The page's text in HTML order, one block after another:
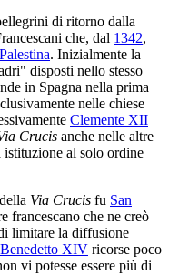
di ritorno dalla
che, dal 1342,
Palestina. Inizialmente la
disposti nello stesso
in Spagna nella prima
nelle chiese
Clemente XII
Crucis anche nelle altre
al solo ordine
Via Crucis fu San
francescano che ne creò
limitare la diffusione
Benedetto XIV ricorse poco
vi potesse essere più di